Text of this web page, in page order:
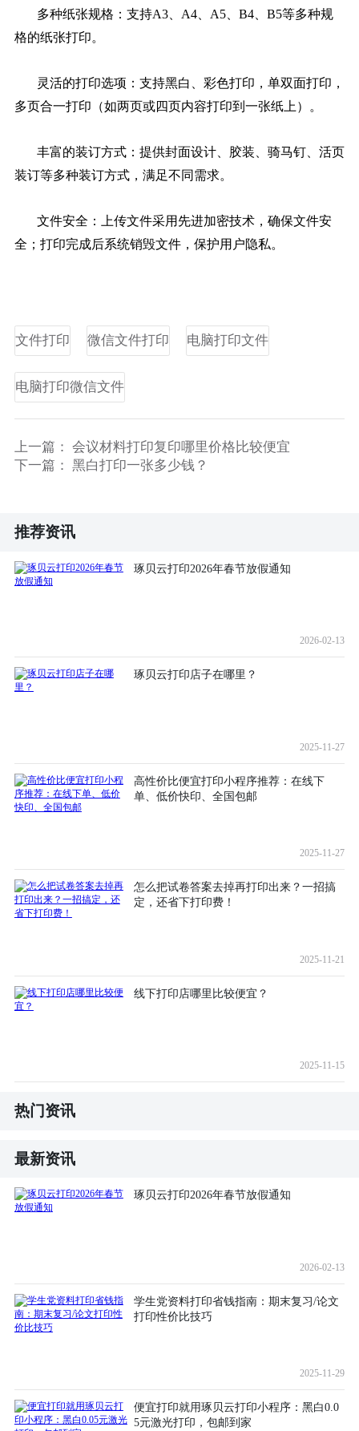
多种纸张规格：支持A3、A4、A5、B4、B5等多种规
格的纸张打印。
灵活的打印选项：支持黑白、彩色打印，单双面打印，
多页合一打印（如两页或四页内容打印到一张纸上）。
丰富的装订方式：提供封面设计、胶装、骑马钉、活页
装订等多种装订方式，满足不同需求。
文件安全：上传文件采用先进加密技术，确保文件安
全；打印完成后系统销毁文件，保护用户隐私。
文件打印 微信文件打印 电脑打印文件
电脑打印微信文件
上一篇： 会议材料打印复印哪里价格比较便宜
下一篇： 黑白打印一张多少钱？
推荐资讯
琢贝云打印2026年春节放假通知
2026-02-13
琢贝云打印店子在哪里？
2025-11-27
高性价比便宜打印小程序推荐：在线下
单、低价快印、全国包邮
2025-11-27
怎么把试卷答案去掉再打印出来？一招搞
定，还省下打印费！
2025-11-21
线下打印店哪里比较便宜？
2025-11-15
热门资讯
最新资讯
琢贝云打印2026年春节放假通知
2026-02-13
学生党资料打印省钱指南：期末复习/论文
打印性价比技巧
2025-11-29
便宜打印就用琢贝云打印小程序：黑白0.0
5元激光打印，包邮到家